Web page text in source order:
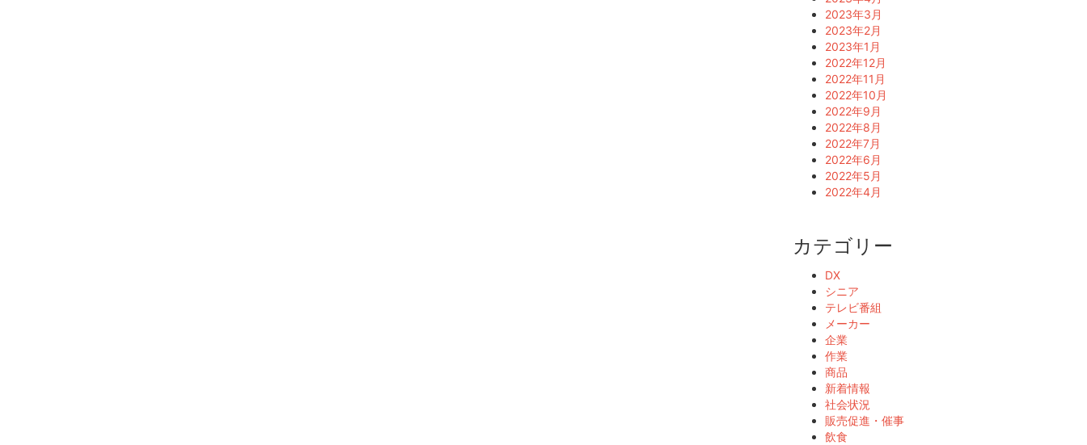
2023年3月
2023年2月
2023年1月
2022年12月
2022年11月
2022年10月
2022年9月
2022年8月
2022年7月
2022年6月
2022年5月
2022年4月
カテゴリー
DX
シニア
テレビ番組
メーカー
企業
作業
商品
新着情報
社会状況
販売促進・催事
飲食